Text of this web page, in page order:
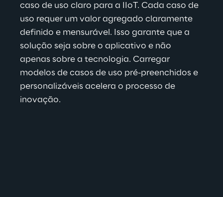
caso de uso claro para a IIoT. Cada caso de
uso requer um valor agregado claramente
definido e mensurável. Isso garante que a
solução seja sobre o aplicativo e não
apenas sobre a tecnologia. Carregar
modelos de casos de uso pré-preenchidos e
personalizáveis acelera o processo de
inovação.